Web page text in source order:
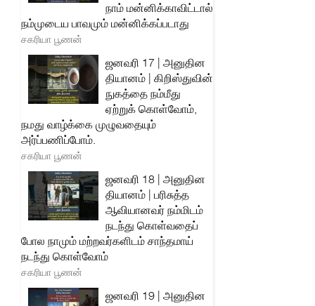
நாம் மன்னிக்காவிட்டால்
நம்முடைய பாவமும் மன்னிக்கப்படாது
சகரியா பூணன்
ஜனவரி 17 | அனுதின
தியானம் | கிறிஸ்துவின்
நுகத்தை நம்மீது
ஏற்றுக் கொள்வோம்,
நமது வாழ்க்கை முழுவதையும்
அர்ப்பணிப்போம்.
சகரியா பூணன்
ஜனவரி 18 | அனுதின
தியானம் | பரிசுத்த
ஆவியானவர் நம்மிடம்
நடந்து கொள்வதைப்
போல நாமும் மற்றவர்களிடம் சாந்தமாய்
நடந்து கொள்வோம்
சகரியா பூணன்
ஜனவரி 19 | அனுதின